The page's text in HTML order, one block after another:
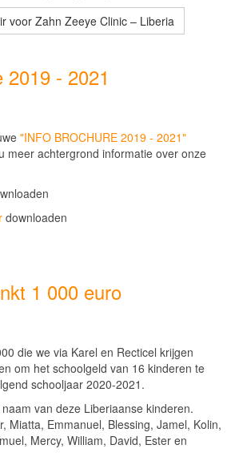
voor Zahn Zeeye Clinic – Liberia
2019 - 2021
"INFO BROCHURE 2019 - 2021"
meer achtergrond informatie over onze
downloaden
1 000 euro
die we via Karel en Recticel krijgen
om het schoolgeld van 16 kinderen te
schooljaar 2020-2021.
van deze Liberiaanse kinderen.
Miatta, Emmanuel, Blessing, Jamel, Kolin,
Mercy, William, David, Ester en